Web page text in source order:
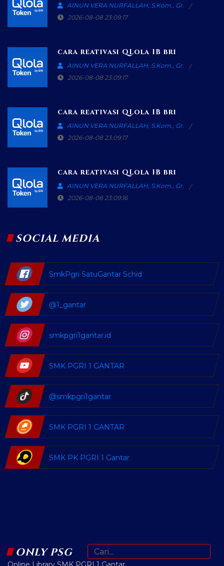
AINUN VERA NURFALLAH, S.Kom., Gr.
2026-08-08 23:09:17
cara reativasi QLola IB bri
AINUN VERA NURFALLAH, S.Kom., Gr.
2026-08-08 23:09:17
cara reativasi QLola IB bri
AINUN VERA NURFALLAH, S.Kom., Gr.
2026-08-08 23:09:17
cara reativasi QLola IB bri
AINUN VERA NURFALLAH, S.Kom., Gr.
2026-08-08 23:09:16
SOCIAL MEDIA
SmkPgri SatuGantar Schid
@1_gantar
smkpgri1gantar.id
SMK PGRI 1 GANTAR
@smkpgri1gantar
SMK PGRI 1 GANTAR
SMK PK PGRI 1 Gantar
ONLY PSG